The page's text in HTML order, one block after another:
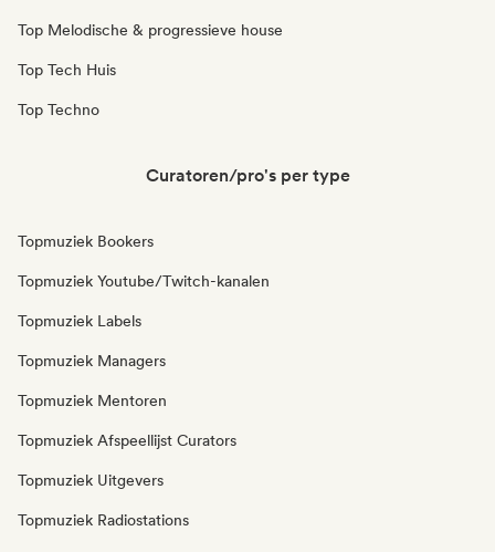
Top Melodische & progressieve house
Top Tech Huis
Top Techno
Curatoren/pro's per type
Topmuziek Bookers
Topmuziek Youtube/Twitch-kanalen
Topmuziek Labels
Topmuziek Managers
Topmuziek Mentoren
Topmuziek Afspeellijst Curators
Topmuziek Uitgevers
Topmuziek Radiostations